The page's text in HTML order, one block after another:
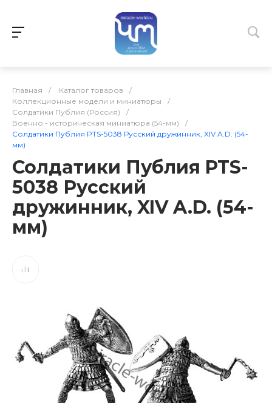
Главная / Каталог товаров
/
Коллекционные модели и миниатюры
/
Солдатики Публия (Россия)
/
Военно - историческая миниатюра (54-мм)
/
Солдатики Публия PTS-5038 Русский дружинник, XIV A.D. (54-
мм)
Солдатики Публия PTS-
5038 Русский
дружинник, XIV A.D. (54-
мм)